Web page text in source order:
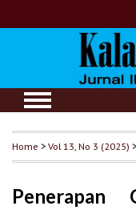
Home >Vol 13, No 3 (2025) >
Penerapan